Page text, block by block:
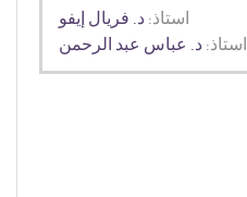
استاذ: د. فريال إيفو
استاذ: د. عباس عبد الرحمن